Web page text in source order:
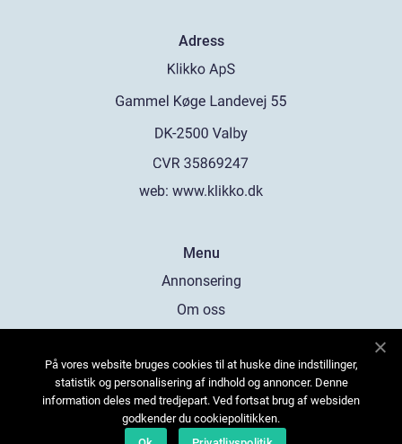
Adress
web: www.klikko.dk
Menu
Annonsering
Om oss
Kontakta oss
Sitemap
På vores website bruges cookies til at huske dine indstillinger,
statistik og personalisering af indhold og annoncer. Denne
information deles med tredjepart. Ved fortsat brug af websiden
godkender du cookiepolitikken.